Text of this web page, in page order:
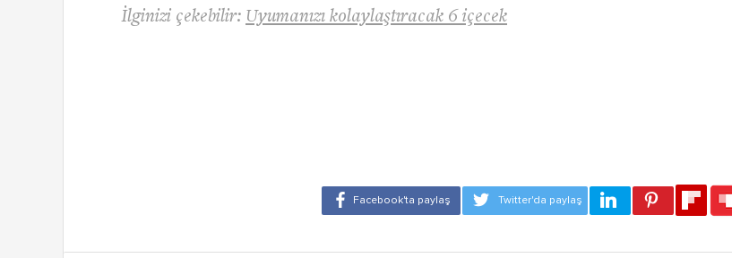
İlginizi çekebilir: Uyumanızı kolaylaştıracak 6 içecek